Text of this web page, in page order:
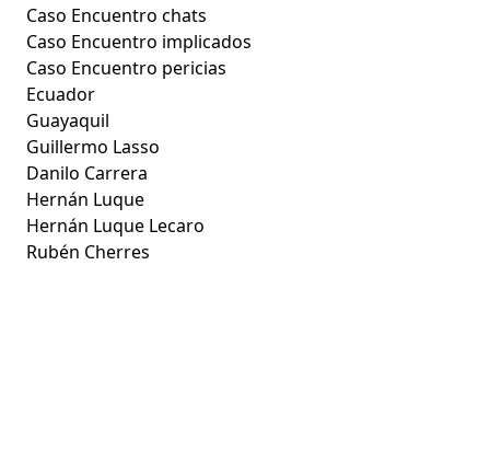
Caso Encuentro chats
Caso Encuentro implicados
Caso Encuentro pericias
Ecuador
Guayaquil
Guillermo Lasso
Danilo Carrera
Hernán Luque
Hernán Luque Lecaro
Rubén Cherres